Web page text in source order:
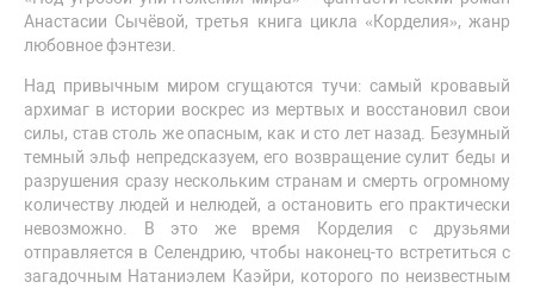
Анастасии Сычёвой, третья книга цикла «Корделия», жанр
любовное фэнтези.
Над привычным миром сгущаются тучи: самый кровавый
архимаг в истории воскрес из мертвых и восстановил свои
силы, став столь же опасным, как и сто лет назад. Безумный
темный эльф непредсказуем, его возвращение сулит беды и
разрушения сразу нескольким странам и смерть огромному
количеству людей и нелюдей, а остановить его практически
невозможно. В это же время Корделия с друзьями
отправляется в Селендрию, чтобы наконец-то встретиться с
загадочным Натаниэлем Каэйри, которого по неизвестным